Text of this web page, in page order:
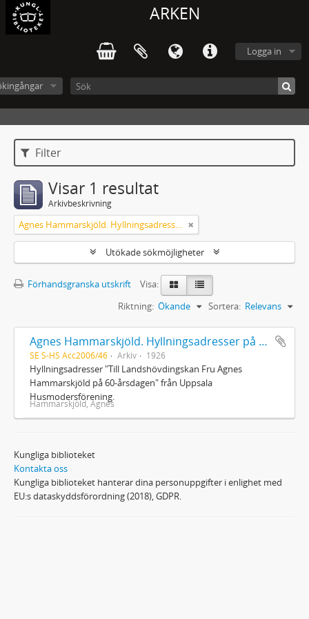
ARKEN
Logga in
Filter
Visar 1 resultat
Arkivbeskrivning
Agnes Hammarskjöld. Hyllningsadresser på 60-årsdagen
Utökade sökmöjligheter
Förhandsgranska utskrift
Visa:
Sortera: Relevans
Riktning: Ökande
Agnes Hammarskjöld. Hyllningsadresser på 60-årsdagen
SE S-HS Acc2006/46 Arkiv 1926
Hyllningsadresser "Till Landshövdingskan Fru Agnes
Hammarskjöld på 60-årsdagen" från Uppsala
Husmodersförening.
Hammarskjöld, Agnes
Kungliga biblioteket
Kontakta oss
Kungliga biblioteket hanterar dina personuppgifter i enlighet med
EU:s dataskyddsförordning (2018), GDPR.